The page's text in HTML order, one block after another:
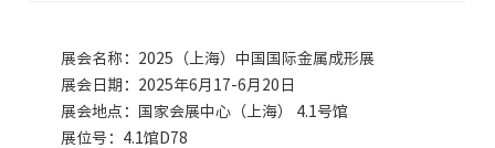
展会名称：2025（上海）中国国际金属成形展
展会日期：2025年6月17-6月20日
展会地点：国家会展中心（上海） 4.1号馆
展位号：4.1馆D78